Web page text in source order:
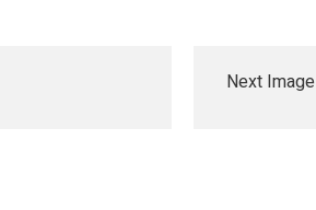
Next Image